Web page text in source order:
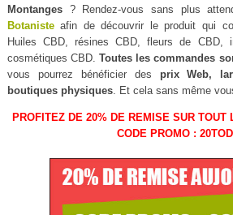
Montanges? Rendez-vous sans plus
Botanisteafin de découvrir le produit qui
Huiles CBD, résines CBD, fleurs de CBD,
cosmétiques CBD.Toutes les commandes
vous pourrez bénéficier des prix Web,
boutiques physiques. Et cela sans même
PROFITEZ DE 20% DE REMISE SUR TOUT
CODE PROMO :